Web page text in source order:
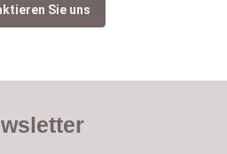
Sie uns